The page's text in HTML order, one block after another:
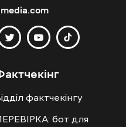
фактчекінгу
бот для